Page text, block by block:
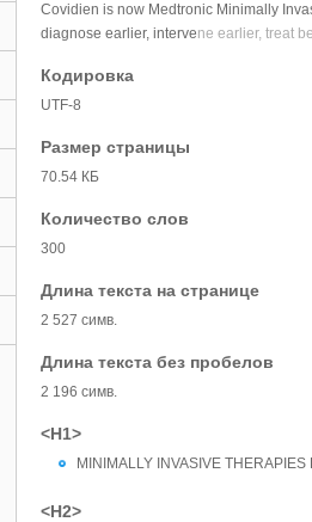
Covidien is now Medtronic Minimally
diagnose earlier, intervene earlier, treat
Кодировка
UTF-8
Размер страницы
70.54 КБ
Количество слов
300
Длина текста на странице
2 527 симв.
Длина текста без пробелов
2 196 симв.
<H1>
MINIMALLY INVASIVE
<H2>